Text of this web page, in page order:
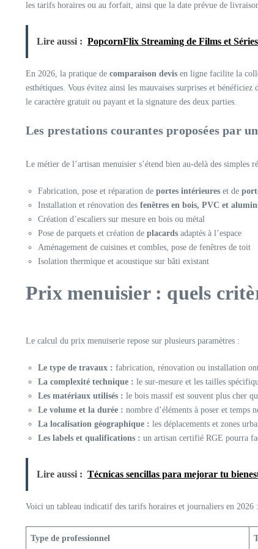
les tarifs horaires ou au forfait, ainsi que la date prévue de
Lire aussi : PopcornFlix Streaming de Films et
En 2026, la pratique de comparaison devis en ligne facilite la
esthétiques. Vous évitez ainsi les mauvaises surprises et
le caractère gratuit ou payant et la signature des deux parties.
Les prestations courantes proposées par
Le métier de l’artisan menuisier s’étend bien au-delà des simples
Fabrication, pose et réparation de portes intérieures et de
Installation et rénovation des fenêtres en bois, PVC et
Création d’escaliers sur mesure en bois ou métal
Pose de parquets et création de placards adaptés à l’espace
Aménagement de cuisines et combles, pose de fenêtres de toit
Isolation thermique et acoustique sur bâti existant
Prix menuisier : quels
Le calcul du prix menuiserie repose sur plusieurs paramètres :
Le type de travaux : fabrication, rénovation ou installation
La complexité technique : le sur-mesure et les tailles
Les matériaux utilisés : le bois massif est souvent plus cher
Le volume et la durée : nombre d’éléments à poser et temps
La localisation géographique : les déplacements et zones
Les labels et qualifications : un artisan certifié RGE pourra
Lire aussi : Técnicas sencillas para mejorar tu
Voici un tableau indicatif des tarifs horaires et journaliers en 2026 :
Type de professionnel